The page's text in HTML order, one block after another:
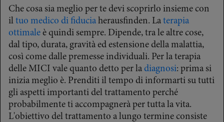
Che cosa sia meglio per te devi scoprirlo insieme con
il tuo medico di fiducia herausfinden. La terapia
ottimale è quindi sempre. Dipende, tra le altre cose,
dal tipo, durata, gravità ed estensione della malattia,
così come dalle premesse individuali. Per la terapia
delle MICI vale quanto detto per la diagnosi: prima si
inizia meglio è. Prenditi il tempo di informarti su tutti
gli aspetti importanti del trattamento perché
probabilmente ti accompagnerà per tutta la vita.
L'obiettivo del trattamento a lungo termine consiste